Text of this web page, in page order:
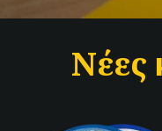
Νέες